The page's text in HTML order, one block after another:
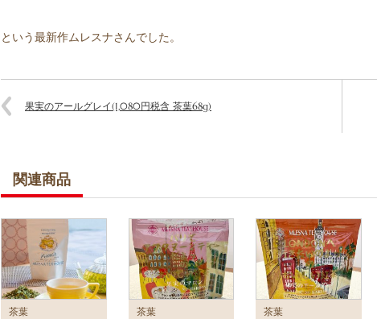
という最新作ムレスナさんでした。
果実のアールグレイ(1,080円税含 茶葉68g)
関連商品
茶葉 茶葉 茶葉